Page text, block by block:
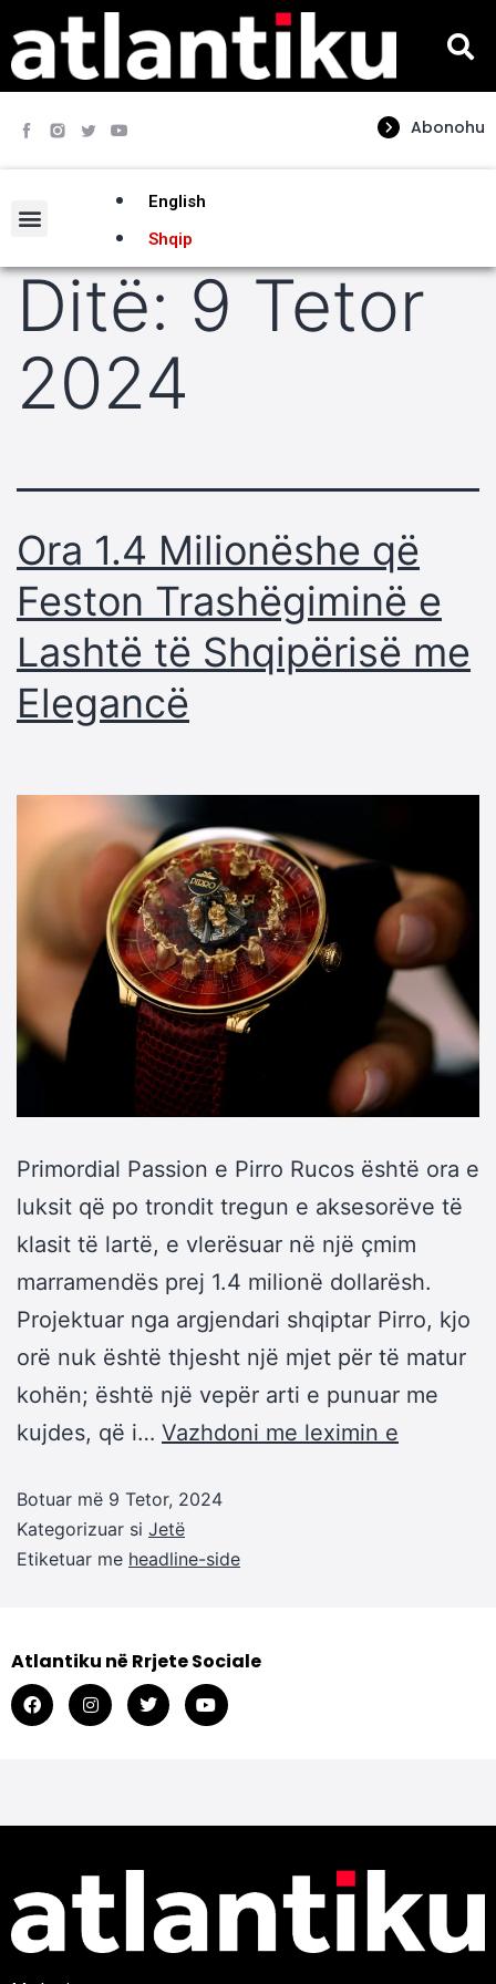
Abonohu
English
Shqip
Ditë: 9 Tetor
2024
Ora 1.4 Milionëshe që
Feston Trashëgiminë e
Lashtë të Shqipërisë me
Elegancë
Primordial Passion e Pirro Rucos është ora e
luksit që po trondit tregun e aksesorëve të
klasit të lartë, e vlerësuar në një çmim
marramendës prej 1.4 milionë dollarësh.
Projektuar nga argjendari shqiptar Pirro, kjo
orë nuk është thjesht një mjet për të matur
kohën; është një vepër arti e punuar me
kujdes, që i… Vazhdoni me leximin e
Botuar më 9 Tetor, 2024
Kategorizuar si Jetë
Etiketuar me headline-side
Atlantiku në Rrjete Sociale